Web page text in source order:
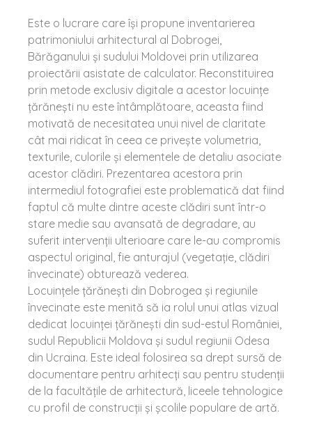
Este o lucrare care își propune inventarierea
patrimoniului arhitectural al Dobrogei,
Bărăganului și sudului Moldovei prin utilizarea
proiectării asistate de calculator. Reconstituirea
prin metode exclusiv digitale a acestor locuințe
țărănești nu este întâmplătoare, aceasta fiind
motivată de necesitatea unui nivel de claritate
cât mai ridicat în ceea ce privește volumetria,
texturile, culorile și elementele de detaliu asociate
acestor clădiri. Prezentarea acestora prin
intermediul fotografiei este problematică dat fiind
faptul că multe dintre aceste clădiri sunt într-o
stare medie sau avansată de degradare, au
suferit intervenții ulterioare care le-au compromis
aspectul original, fie anturajul (vegetație, clădiri
învecinate) obturează vederea.
Locuințele țărănești din Dobrogea și regiunile
învecinate este menită să ia rolul unui atlas vizual
dedicat locuinței țărănești din sud-estul României,
sudul Republicii Moldova și sudul regiunii Odesa
din Ucraina. Este ideal folosirea sa drept sursă de
documentare pentru arhitecți sau pentru studenții
de la facultățile de arhitectură, liceele tehnologice
cu profil de construcții și școlile populare de artă.